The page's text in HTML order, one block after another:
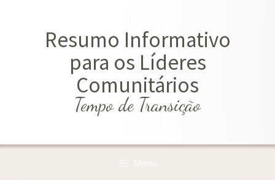
Resumo Informativo
para os Líderes
Comunitários
Tempo de Transição
Menu